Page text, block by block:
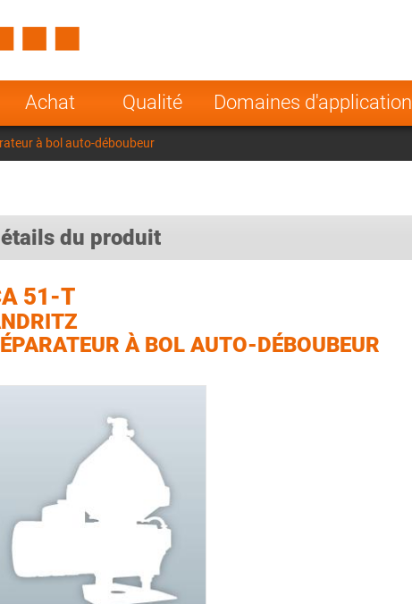
Achat Qualité Domaines d'application
Poland Norway
Greece
à bol auto-déboubeur
du produit
51-T
À BOL AUTO-DÉBOUBEUR